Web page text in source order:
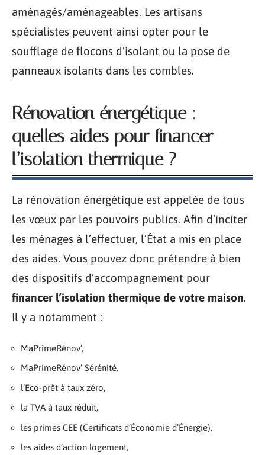
aménagés/aménageables. Les artisans
spécialistes peuvent ainsi opter pour le
soufflage de flocons d’isolant ou la pose de
panneaux isolants dans les combles.
Rénovation énergétique :
quelles aides pour financer
l’isolation thermique ?
La rénovation énergétique est appelée de tous
les vœux par les pouvoirs publics. Afin d’inciter
les ménages à l’effectuer, l’État a mis en place
des aides. Vous pouvez donc prétendre à bien
des dispositifs d’accompagnement pour
financer l’isolation thermique de votre maison.
Il y a notamment :
MaPrimeRénov’,
MaPrimeRénov’ Sérénité,
l’Eco-prêt à taux zéro,
la TVA à taux réduit,
les primes CEE (Certificats d’Économie d’Énergie),
les aides d’action logement,